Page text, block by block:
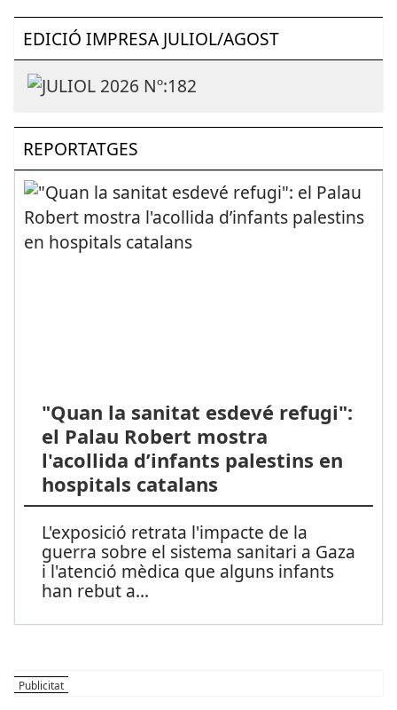
EDICIÓ IMPRESA JULIOL/AGOST
REPORTATGES
"Quan la sanitat esdevé refugi":
el Palau Robert mostra
l'acollida d’infants palestins en
hospitals catalans
L'exposició retrata l'impacte de la
guerra sobre el sistema sanitari a Gaza
i l'atenció mèdica que alguns infants
han rebut a...